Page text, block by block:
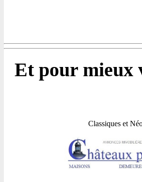
Et pour mieux
Classiques et